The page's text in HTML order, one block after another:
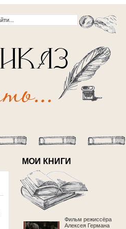
МОИ КНИГИ
Фильм режиссёра
Алексея Германа